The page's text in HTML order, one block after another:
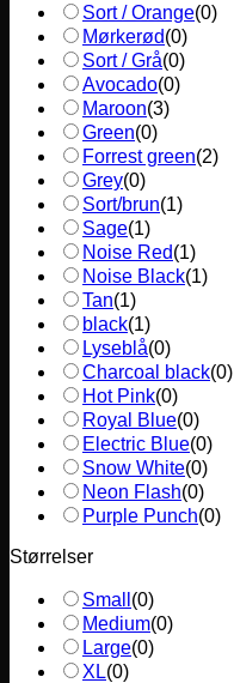
Sort / Orange(0)
Mørkerød(0)
Sort / Grå(0)
Avocado(0)
Maroon(3)
Green(0)
Forrest green(2)
Grey(0)
Sort/brun(1)
Sage(1)
Noise Red(1)
Noise Black(1)
Tan(1)
black(1)
Lyseblå(0)
Charcoal black(0)
Hot Pink(0)
Royal Blue(0)
Electric Blue(0)
Snow White(0)
Neon Flash(0)
Purple Punch(0)
Størrelser
Small (0)
Medium(0)
Large(0)
XL(0)